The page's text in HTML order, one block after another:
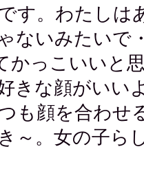
す。わたしは
ないみたいで
かっこいいと
きな顔がいい
も顔を合わせ
～。女の子ら